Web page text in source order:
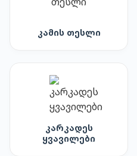
კამის თესლი
კარკადეს
ყვავილები